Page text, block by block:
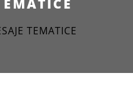
TEMATICE